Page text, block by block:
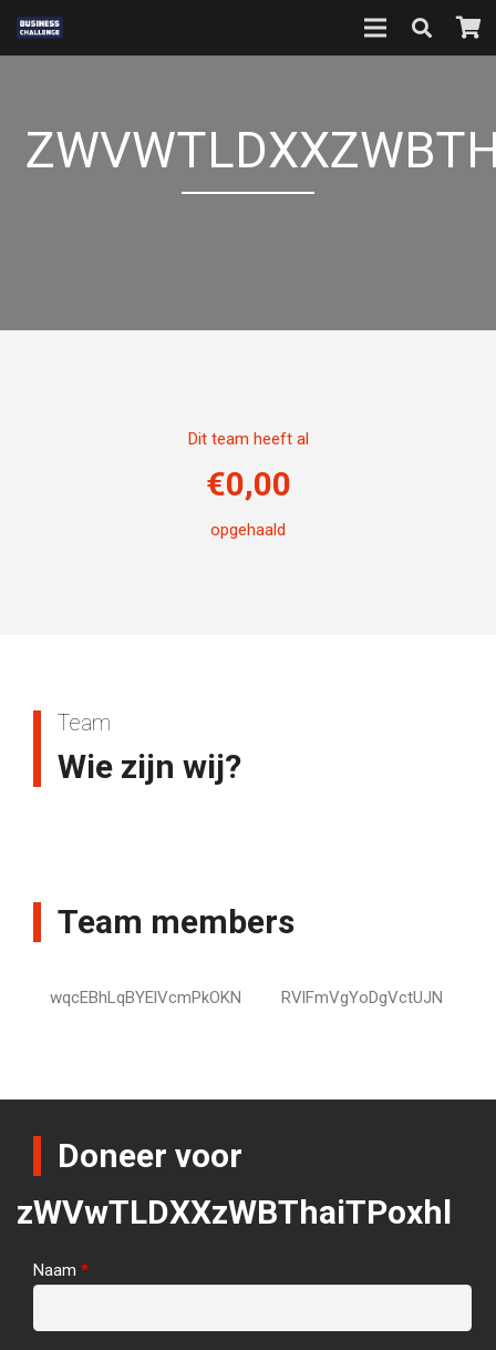
Dit team heeft al
€0,00
opgehaald
Team
Wie zijn wij?
Team members
wqcEBhLqBYElVcmPkOKN RVlFmVgYoDgVctUJN
Doneer voor
zWVwTLDXXzWBThaiTPoxhl
Naam *